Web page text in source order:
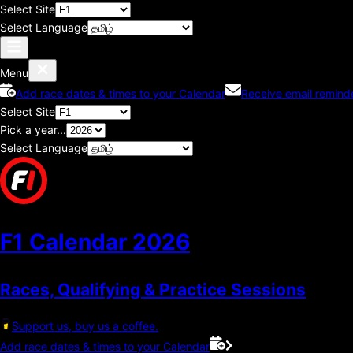
Select Site
Select Language
Menu
Add race dates & times to your Calendar
Receive email
Select Site
Pick a year...
Select Language
F1 Calendar 2026
Races, Qualifying & Practice Sessions
Support us, buy us a coffee.
Add race dates & times to your Calendar